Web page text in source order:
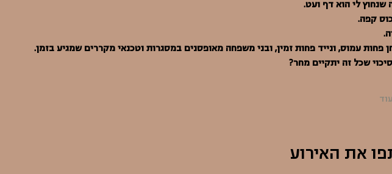
שנחוץ לי הוא דף ועט.
קפה.
פחות עמוס, ונייד פחות זמין, ובני משפחה מאופסנים במסגרות וטכנאי מקררים שמגיע בזמן.
שכל זה יתקיים מחר?
את האירוע